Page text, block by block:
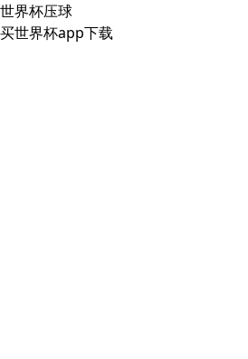
世界杯压球
买世界杯app下载